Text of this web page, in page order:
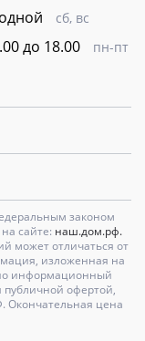
сб, вс
до 18.00 пн-пт
законом
сайте: наш.дом.рф.
может отличаться от
изложенная на
информационный
публичной офертой,
Окончательная цена